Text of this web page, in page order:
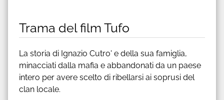
Trama del film Tufo
La storia di Ignazio Cutro' e della sua famiglia,
minacciati dalla mafia e abbandonati da un paese
intero per avere scelto di ribellarsi ai soprusi del
clan locale.